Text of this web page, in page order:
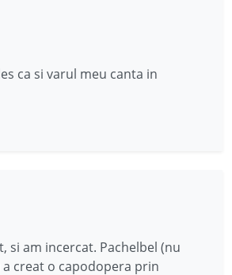
ca si varul meu canta in
si am incercat. Pachelbel (nu
a creat o capodopera prin